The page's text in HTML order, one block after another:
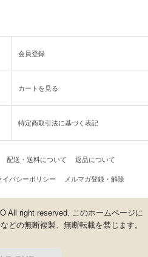
会員登録
カートを見る
特定商取引法に基づく表記
配送・送料について 返品について
イバシーポリシー メルマガ登録・解除
right reserved. このホームページに
どの無断複製、無断転載を禁じます。